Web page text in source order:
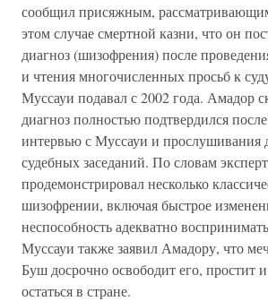
сообщил присяжным,
этом случае смертной казни, что он
диагноз (шизофрения) после
и чтения многочисленных просьб к
Муссауи подавал с 2002 года. Амадор
диагноз полностью подтвердился
интервью с Муссауи и прослушивания
судебных заседаний. По словам
продемонстрировал несколько
шизофрении, включая быстрое
неспособность адекватно
Муссауи также заявил Амадору, что
Буш досрочно освободит его, простит
остаться в стране.